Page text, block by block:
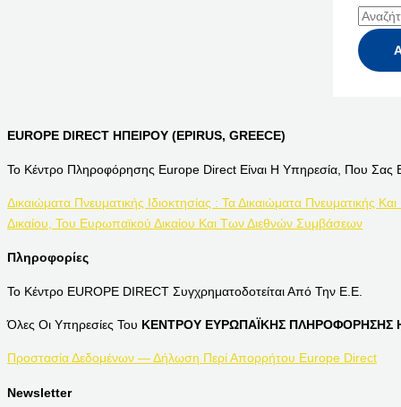
EUROPE DIRECT ΗΠΕΙΡΟΥ (EPIRUS, GREECE)
Το Κέντρο Πληροφόρησης Europe Direct Είναι Η Υπηρεσία, Που Σας
Δικαιώματα Πνευματικής Ιδιοκτησίας : Τα Δικαιώματα Πνευματικής
Δικαίου, Του Ευρωπαϊκού Δικαίου Και Των Διεθνών Συμβάσεων
Πληροφορίες
Το Κέντρο EUROPE DIRECT Συγχρηματοδοτείται Από Την Ε.Ε.
Όλες Οι Υπηρεσίες Του ΚΕΝΤΡΟΥ ΕΥΡΩΠΑΪΚΗΣ ΠΛΗΡΟΦΟΡΗΣΗΣ
Προστασία Δεδομένων — Δήλωση Περί Απορρήτου Europe Direct
Newsletter